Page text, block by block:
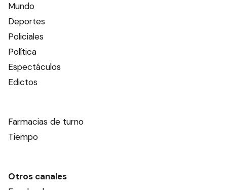
Mundo
Deportes
Policiales
Política
Espectáculos
Edictos
Farmacias de turno
Tiempo
Otros canales